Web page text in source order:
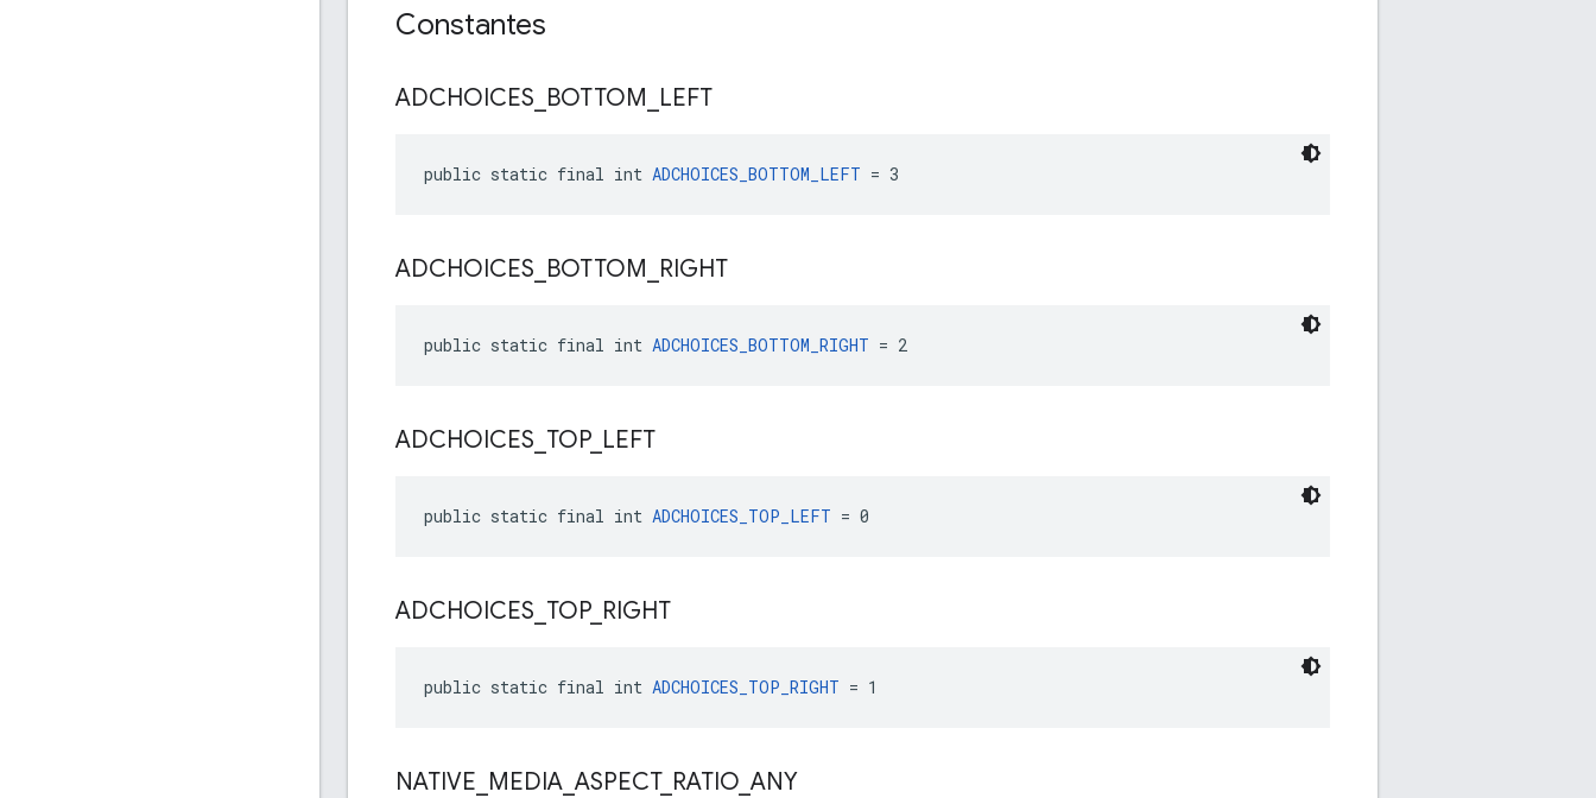
Constantes
ADCHOICES BOTTOM LEFT
public static final int ADCHOICES_BOTTOM_LEFT = 3
ADCHOICES BOTTOM RIGHT
public static final int ADCHOICES_BOTTOM_RIGHT = 2
ADCHOICES TOP_ LEFT
public static final int ADCHOICES_TOP_LEFT = 0
ADCHOICES TOP_ RIGHT
public static final int ADCHOICES_TOP_RIGHT = 1
NATIVE MEDIA ASPECT_ RATIO ANY